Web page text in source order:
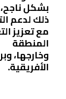
بشكل
ذلك لدعم
مع تعزيز
المنطقة
وخارجها،
الأفريقية.